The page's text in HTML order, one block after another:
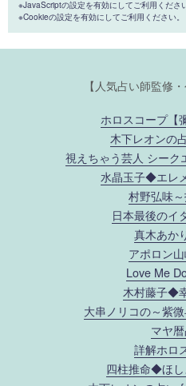
※JavaScriptの設定を有効にしてご利用ください
※Cookieの設定を有効にしてご利用ください。
【人気占い師監修
ホロスコープ【
木下レオンの
視えちゃう芸人 シーク
水晶玉子◆エレ
村野弘味
日本最後のイ
真木あか
アポロン
Love Me
木村藤子◆
大串ノリコの～紫
マヤ
詳解ホロ
四柱推命◆ほ